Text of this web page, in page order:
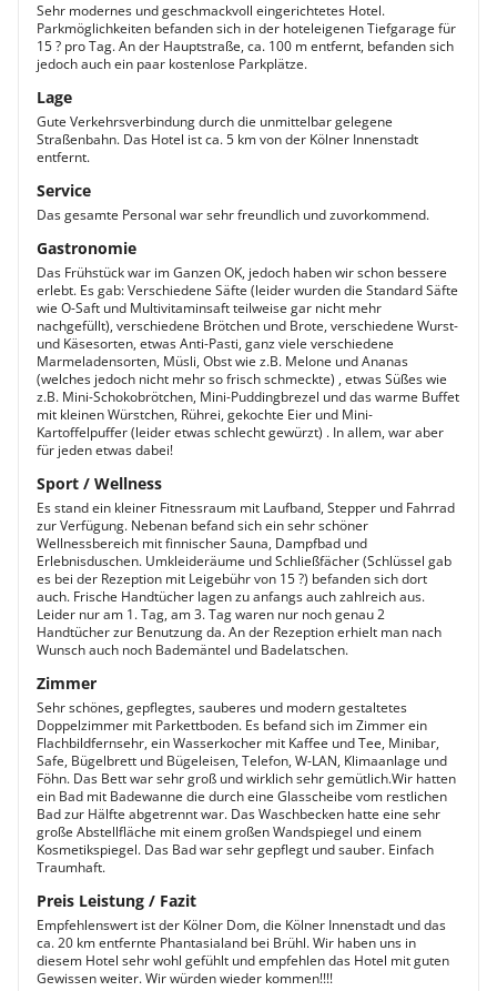
Sehr modernes und geschmackvoll eingerichtetes Hotel.
Parkmöglichkeiten befanden sich in der hoteleigenen Tiefgarage für
15 ? pro Tag. An der Hauptstraße, ca. 100 m entfernt, befanden sich
jedoch auch ein paar kostenlose Parkplätze.
Lage
Gute Verkehrsverbindung durch die unmittelbar gelegene
Straßenbahn. Das Hotel ist ca. 5 km von der Kölner Innenstadt
entfernt.
Service
Das gesamte Personal war sehr freundlich und zuvorkommend.
Gastronomie
Das Frühstück war im Ganzen OK, jedoch haben wir schon bessere
erlebt. Es gab: Verschiedene Säfte (leider wurden die Standard Säfte
wie O-Saft und Multivitaminsaft teilweise gar nicht mehr
nachgefüllt), verschiedene Brötchen und Brote, verschiedene Wurst-
und Käsesorten, etwas Anti-Pasti, ganz viele verschiedene
Marmeladensorten, Müsli, Obst wie z.B. Melone und Ananas
(welches jedoch nicht mehr so frisch schmeckte) , etwas Süßes wie
z.B. Mini-Schokobrötchen, Mini-Puddingbrezel und das warme Buffet
mit kleinen Würstchen, Rührei, gekochte Eier und Mini-
Kartoffelpuffer (leider etwas schlecht gewürzt) . In allem, war aber
für jeden etwas dabei!
Sport / Wellness
Es stand ein kleiner Fitnessraum mit Laufband, Stepper und Fahrrad
zur Verfügung. Nebenan befand sich ein sehr schöner
Wellnessbereich mit finnischer Sauna, Dampfbad und
Erlebnisduschen. Umkleideräume und Schließfächer (Schlüssel gab
es bei der Rezeption mit Leigebühr von 15 ?) befanden sich dort
auch. Frische Handtücher lagen zu anfangs auch zahlreich aus.
Leider nur am 1. Tag, am 3. Tag waren nur noch genau 2
Handtücher zur Benutzung da. An der Rezeption erhielt man nach
Wunsch auch noch Bademäntel und Badelatschen.
Zimmer
Sehr schönes, gepflegtes, sauberes und modern gestaltetes
Doppelzimmer mit Parkettboden. Es befand sich im Zimmer ein
Flachbildfernsehr, ein Wasserkocher mit Kaffee und Tee, Minibar,
Safe, Bügelbrett und Bügeleisen, Telefon, W-LAN, Klimaanlage und
Föhn. Das Bett war sehr groß und wirklich sehr gemütlich.Wir hatten
ein Bad mit Badewanne die durch eine Glasscheibe vom restlichen
Bad zur Hälfte abgetrennt war. Das Waschbecken hatte eine sehr
große Abstellfläche mit einem großen Wandspiegel und einem
Kosmetikspiegel. Das Bad war sehr gepflegt und sauber. Einfach
Traumhaft.
Preis Leistung / Fazit
Empfehlenswert ist der Kölner Dom, die Kölner Innenstadt und das
ca. 20 km entfernte Phantasialand bei Brühl. Wir haben uns in
diesem Hotel sehr wohl gefühlt und empfehlen das Hotel mit guten
Gewissen weiter. Wir würden wieder kommen!!!!